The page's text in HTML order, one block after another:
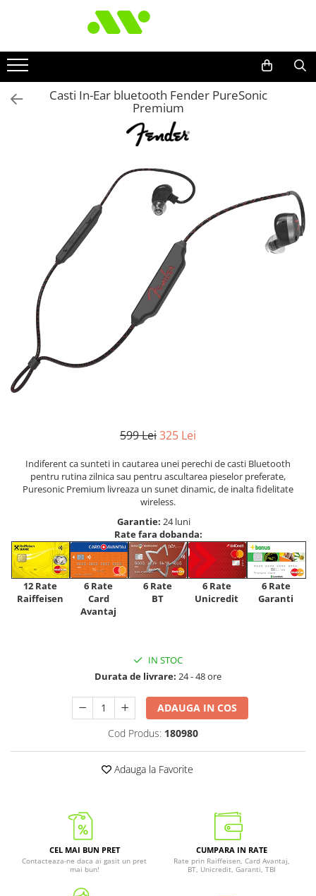
Casti In-Ear bluetooth Fender PureSonic
Premium
599 Lei325 Lei
Indiferent ca sunteti in cautarea unei perechi de casti Bluetooth
pentru rutina zilnica sau pentru ascultarea pieselor preferate,
Puresonic Premium livreaza un sunet dinamic, de inalta fidelitate
wireless.
Garantie: 24 luni
Rate fara dobanda:
12 Rate
Raiffeisen
6 Rate
Card
Avantaj
6 Rate
BT
6 Rate
Unicredit
6 Rate
Garanti
IN STOC
Durata de livrare: 24 - 48 ore
ADAUGA IN COS
Cod Produs: 180980
Adauga la Favorite
CEL MAI BUN PRET
Contacteaza-ne daca ai gasit un pret
mai bun!
CUMPARA IN RATE
Rate prin Raiffeisen, Card Avantaj,
BT, Unicredit, Garanti, TBI